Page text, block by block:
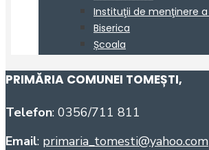
PRIMĂRIA COMUNEI TOMEȘTI,
Telefon: 0356/711 811
Email: primaria_tomesti@yahoo.com